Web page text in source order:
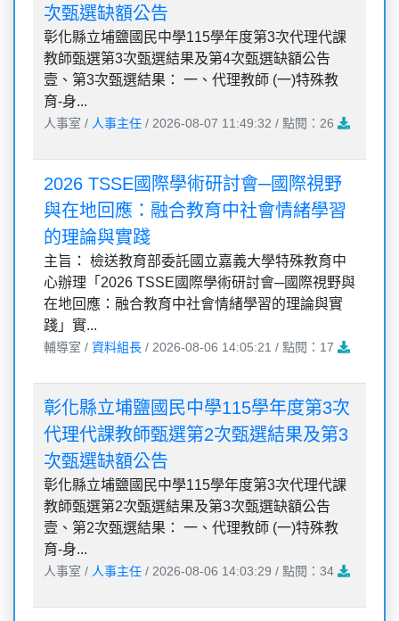
次甄選缺額公告
彰化縣立埔鹽國民中學115學年度第3次代理代課
教師甄選第3次甄選結果及第4次甄選缺額公告
壹、第3次甄選結果： 一、代理教師 (一)特殊教
育-身...
人事室 / 人事主任 / 2026-08-07 11:49:32 / 點閱：26
2026 TSSE國際學術研討會─國際視野
與在地回應：融合教育中社會情緒學習
的理論與實踐
主旨： 檢送教育部委託國立嘉義大學特殊教育中
心辦理「2026 TSSE國際學術研討會─國際視野與
在地回應：融合教育中社會情緒學習的理論與實
踐」實...
輔導室 / 資料組長 / 2026-08-06 14:05:21 / 點閱：17
彰化縣立埔鹽國民中學115學年度第3次
代理代課教師甄選第2次甄選結果及第3
次甄選缺額公告
彰化縣立埔鹽國民中學115學年度第3次代理代課
教師甄選第2次甄選結果及第3次甄選缺額公告
壹、第2次甄選結果： 一、代理教師 (一)特殊教
育-身...
人事室 / 人事主任 / 2026-08-06 14:03:29 / 點閱：34